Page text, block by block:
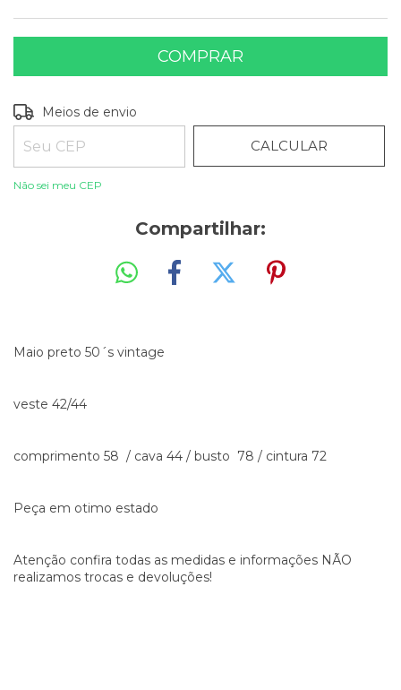
Entregas para o CEP:
Meios de envio
CALCULAR
Não sei meu CEP
Compartilhar:
Maio preto 50´s vintage
veste 42/44
comprimento 58 / cava 44 / busto 78 / cintura 72
Peça em otimo estado
Atenção confira todas as medidas e informações NÃO
realizamos trocas e devoluções!